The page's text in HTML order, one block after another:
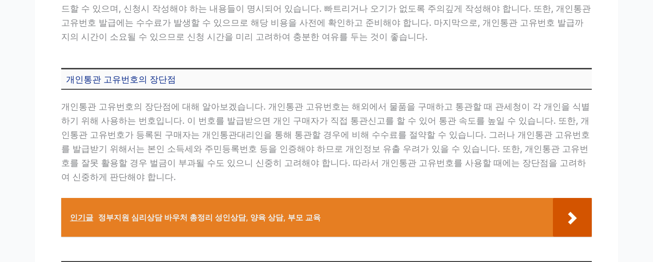
드할 수 있으며, 신청시 작성해야 하는 내용들이 명시되어 있습니다. 빠트리거나 오기가 없도록 주의깊게 작성해야 합니다. 또한, 개인통관
고유번호 발급에는 수수료가 발생할 수 있으므로 해당 비용을 사전에 확인하고 준비해야 합니다. 마지막으로, 개인통관 고유번호 발급까
지의 시간이 소요될 수 있으므로 신청 시간을 미리 고려하여 충분한 여유를 두는 것이 좋습니다.
개인통관 고유번호의 장단점
개인통관 고유번호의 장단점에 대해 알아보겠습니다. 개인통관 고유번호는 해외에서 물품을 구매하고 통관할 때 관세청이 각 개인을 식별
하기 위해 사용하는 번호입니다. 이 번호를 발급받으면 개인 구매자가 직접 통관신고를 할 수 있어 통관 속도를 높일 수 있습니다. 또한, 개
인통관 고유번호가 등록된 구매자는 개인통관대리인을 통해 통관할 경우에 비해 수수료를 절약할 수 있습니다. 그러나 개인통관 고유번호
를 발급받기 위해서는 본인 소득세와 주민등록번호 등을 인증해야 하므로 개인정보 유출 우려가 있을 수 있습니다. 또한, 개인통관 고유번
호를 잘못 활용할 경우 벌금이 부과될 수도 있으니 신중히 고려해야 합니다. 따라서 개인통관 고유번호를 사용할 때에는 장단점을 고려하
여 신중하게 판단해야 합니다.
인기글 정부지원 심리상담 바우처 총정리 성인상담, 양육 상담, 부모 교육